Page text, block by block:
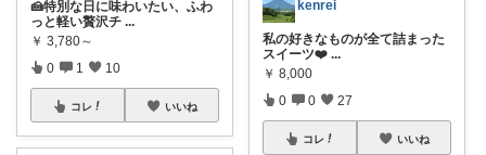
🍰特別な日に味わいたい、ふわ
っと軽い贅沢チ ...
￥ 3,780～
0 1 10
コレ いいね
kenrei
私の好きなものが全て詰まった
スイーツ❤️ ...
￥ 8,000
0 0 27
コレ いいね